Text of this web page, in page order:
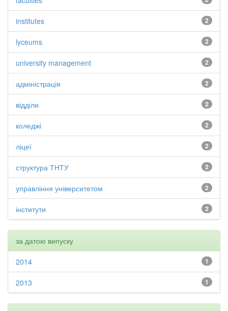
2
institutes
2
lyceums
2
university management
2
адміністрація
2
відділи
2
коледжі
2
ліцеї
2
структура ТНТУ
2
управління університетом
2
інститути
за датою випуску
1
2014
1
2013